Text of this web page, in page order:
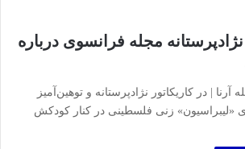
نژادپرستانه مجله فرانسوی درباره
آرنا | در کاریکاتور نژادپرستانه و توهین‌آمیز
«لیبراسیون» زنی فلسطینی در کنار کودکش